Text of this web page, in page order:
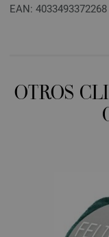
EAN: 4033493372268
OTROS